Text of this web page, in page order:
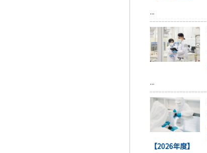
...
...
【2026年度】